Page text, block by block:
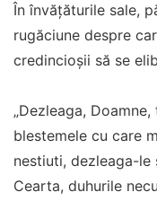
În învățăturile sale,
rugăciune despre
credincioșii să se
„Dezleaga,
blestemele cu care
nestiuti, dezleaga-le
Cearta, duhurile